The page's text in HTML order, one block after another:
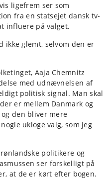
ligefrem ser som
fra en statsejet dansk tv-
influere på valget.
ikke glemt, selvom den er
Aaja Chemnitz
med udnævnelsen af
politisk signal. Man skal
er mellem Danmark og
den bliver mere
ukloge valg, som jeg
politikere og
ser forskelligt på
at de er kørt efter bogen.